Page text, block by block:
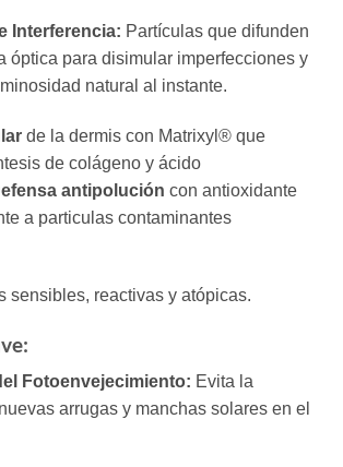
Interferencia: Partículas que difunden
óptica para disimular imperfecciones y
natural al instante.
de la dermis con Matrixyl® que
de colágeno y ácido
antipolución con antioxidante
a particulas contaminantes
sensibles, reactivas y atópicas.
Fotoenvejecimiento: Evita la
arrugas y manchas solares en el